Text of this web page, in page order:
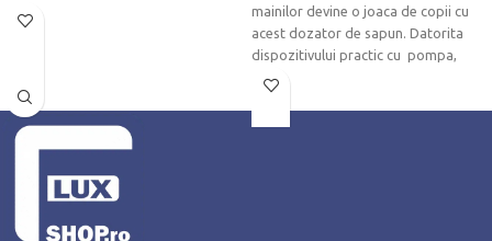
umiditate este ideal pentru baie.
mainilor devine o joaca de copii cu
acest dozator de sapun. Datorita
dispozitivului practic cu pompa,